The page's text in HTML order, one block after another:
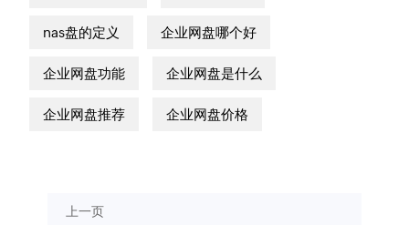
nas盘的定义 企业网盘哪个好
企业网盘功能 企业网盘是什么
企业网盘推荐 企业网盘价格
上一页